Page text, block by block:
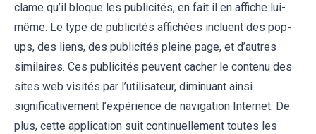
clame qu’il bloque les publicités, en fait il en affiche lui-
même. Le type de publicités affichées incluent des pop-
ups, des liens, des publicités pleine page, et d’autres
similaires. Ces publicités peuvent cacher le contenu des
sites web visités par l’utilisateur, diminuant ainsi
significativement l’expérience de navigation Internet. De
plus, cette application suit continuellement toutes les